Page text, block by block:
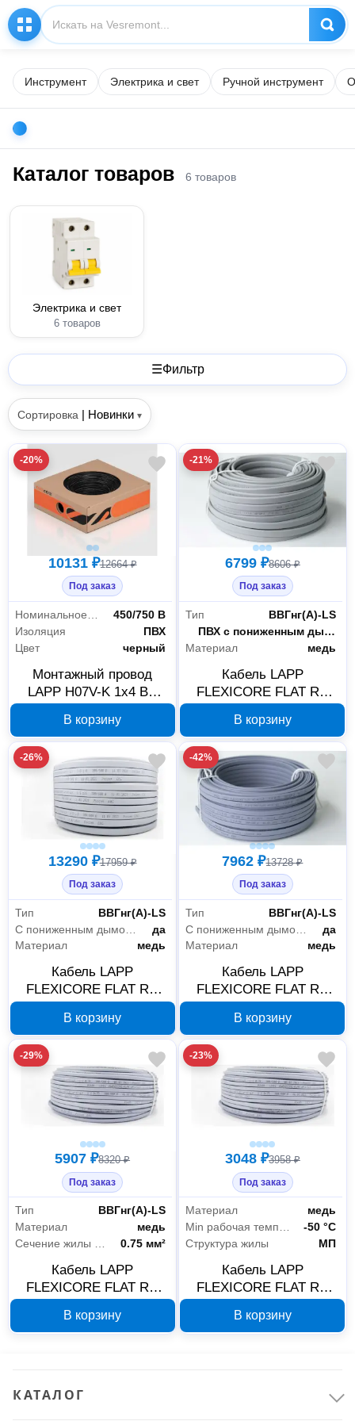
Инструмент Электрика и свет Ручной инструмент
Каталог товаров 6 товаров
Электрика и свет
6 товаров
☰Фильтр
Сортировка | Новинки ▾
-20%
10131 ₽12664 ₽
Под заказ
450/750 В
Изоляция
ПВХ
Цвет
черный
Монтажный провод
LAPP H07V-K 1x4 BK
В корзину
-21%
6799 ₽8606 ₽
Под заказ
Тип
ВВГнг(А)-LS
Материал оболочки
ПВХ с пониженным дымо- и газовыделением
Материал
медь
Кабель LAPP
FLEXICORE FLAT RU
3120000216
В корзину
-26%
13290 ₽17959 ₽
Под заказ
Тип
ВВГнг(А)-LS
да
Материал
медь
Кабель LAPP
FLEXICORE FLAT RU
3120000185
В корзину
-42%
7962 ₽13728 ₽
Под заказ
Тип
ВВГнг(А)-LS
С пониженным дымовыделением
да
Материал
медь
Кабель LAPP
FLEXICORE FLAT RU
м 3120000179
В корзину
-29%
5907 ₽8320 ₽
Под заказ
Тип
ВВГнг(А)-LS
Материал
медь
0.75 мм²
Кабель LAPP
FLEXICORE FLAT RU
м 3120000161
В корзину
-23%
3048 ₽3958 ₽
Под заказ
Материал
медь
Min рабочая температура
-50 °С
Структура жилы
МП
Кабель LAPP
FLEXICORE FLAT RU
арт. 3120000160
В корзину
КАТАЛОГ